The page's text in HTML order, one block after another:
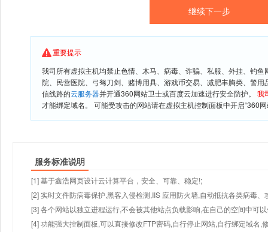
重要提示
我司所有虚拟主机均禁止色情、木马、病毒、诈骗、私服、外挂、钓
院、民营医院、弓驽刀剑、赌博用具、游戏币交易、减肥丰胸类、警
信线路的云服务器并开通360网站卫士或百度云加速进行安全防护。 我
才能绑定域名。 可能受攻击的网站请在虚拟主机控制面板中开启“360
服务标准说明
[1] 基于鑫浩网页设计云计算平台，安全、可靠、稳定!;
[2] 实时文件防病毒保护,黑客入侵检测,IIS 应用防火墙,自动抵抗各类病毒、
[3] 各个网站以独立进程运行,不会被其他站点负载影响,在自己的空间中可
[4] 功能强大控制面板,可以直接修改FTP密码,自行停止网站,自行绑定域名,